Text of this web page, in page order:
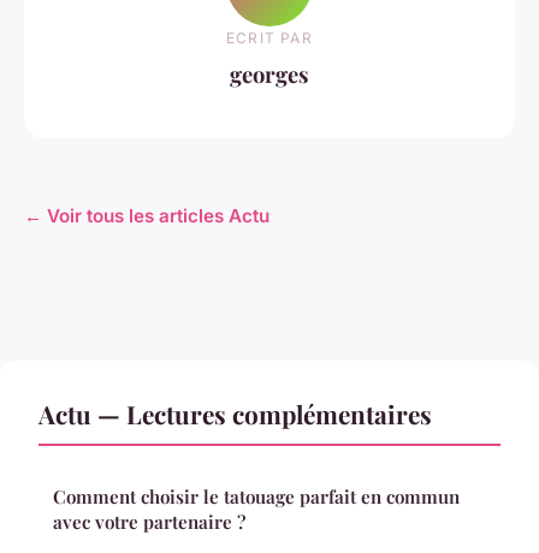
ECRIT PAR
georges
← Voir tous les articles Actu
Actu — Lectures complémentaires
Comment choisir le tatouage parfait en commun
avec votre partenaire ?